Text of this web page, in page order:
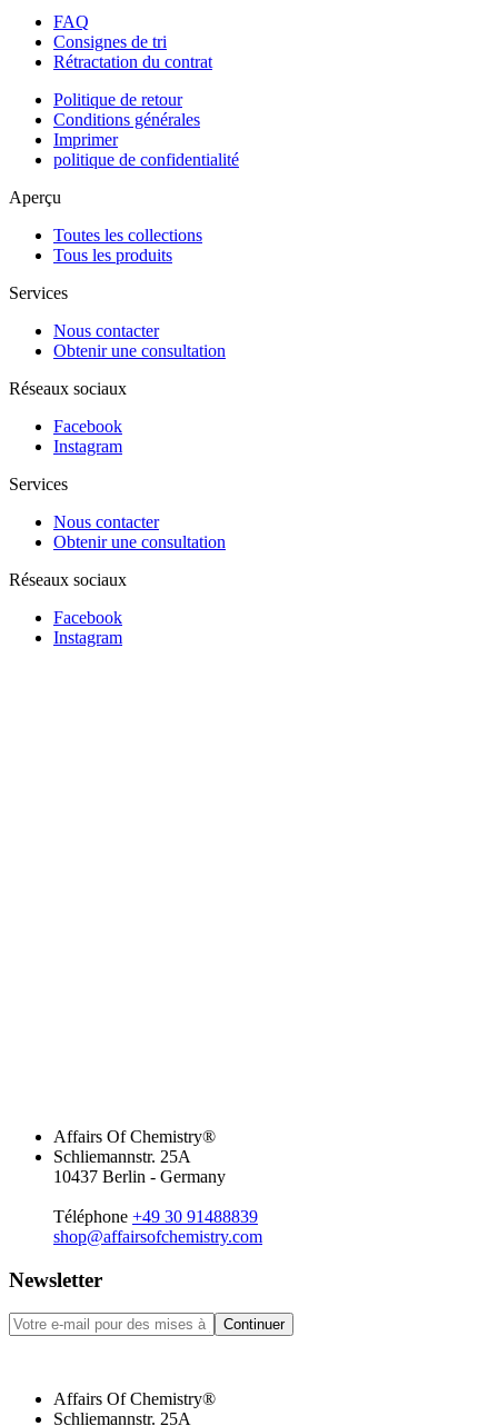
FAQ
Consignes de tri
Rétractation du contrat
Politique de retour
Conditions générales
Imprimer
politique de confidentialité
Aperçu
Toutes les collections
Tous les produits
Services
Nous contacter
Obtenir une consultation
Réseaux sociaux
Facebook
Instagram
Services
Nous contacter
Obtenir une consultation
Réseaux sociaux
Facebook
Instagram
Affairs Of Chemistry®
Schliemannstr. 25A
10437 Berlin - Germany
Téléphone +49 30 91488839
shop@affairsofchemistry.com
Newsletter
Continuer
Affairs Of Chemistry®
Schliemannstr. 25A